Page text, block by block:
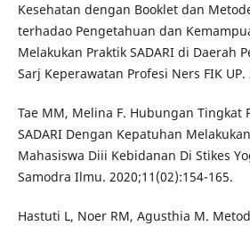
Kesehatan dengan Booklet dan
terhadao Pengetahuan dan
Melakukan Praktik SADARI di Daerah
Sarj Keperawatan Profesi Ners FIK UP.
Tae MM, Melina F. Hubungan Tingkat
SADARI Dengan Kepatuhan
Mahasiswa Diii Kebidanan Di Stikes
Samodra Ilmu. 2020;11(02):154-165.
Hastuti L, Noer RM, Agusthia M.